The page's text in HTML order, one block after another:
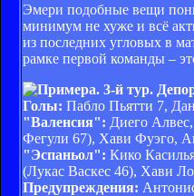
Эмери подобные вещи
минимум не хуже и всё
из последних угловых в
рамке первой команды –
Голы: Пабло Пьятти 7,
"Валенсия": Диего
Фегули 67), Хави Фуэго,
"Эспаньол": Кико
(Лукас Васкес 46), Хави
Предупреждения: